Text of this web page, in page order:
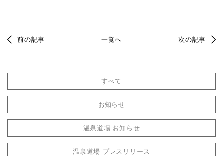
前の記事 一覧へ 次の記事
すべて
お知らせ
温泉道場 お知らせ
温泉道場 プレスリリース